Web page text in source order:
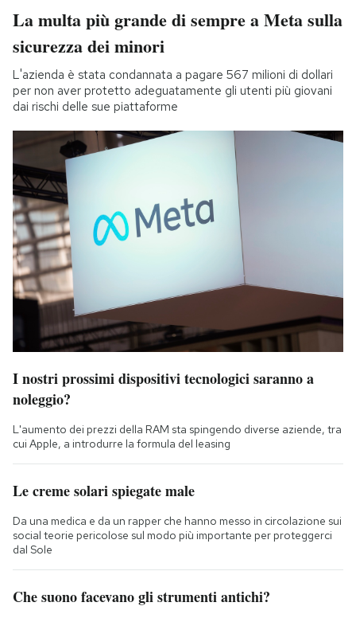
La multa più grande di sempre a Meta sulla
sicurezza dei minori
L'azienda è stata condannata a pagare 567 milioni di dollari
per non aver protetto adeguatamente gli utenti più giovani
dai rischi delle sue piattaforme
I nostri prossimi dispositivi tecnologici saranno a
noleggio?
L'aumento dei prezzi della RAM sta spingendo diverse aziende, tra
cui Apple, a introdurre la formula del leasing
Le creme solari spiegate male
Da una medica e da un rapper che hanno messo in circolazione sui
social teorie pericolose sul modo più importante per proteggerci
dal Sole
Che suono facevano gli strumenti antichi?